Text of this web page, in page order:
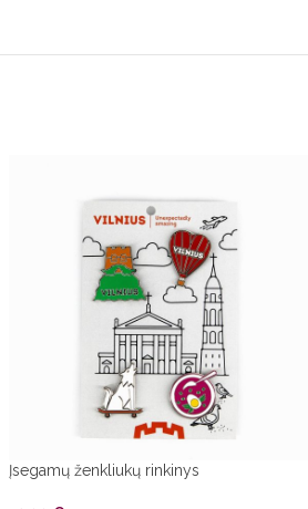
Įsegamų ženkliukų rinkinys